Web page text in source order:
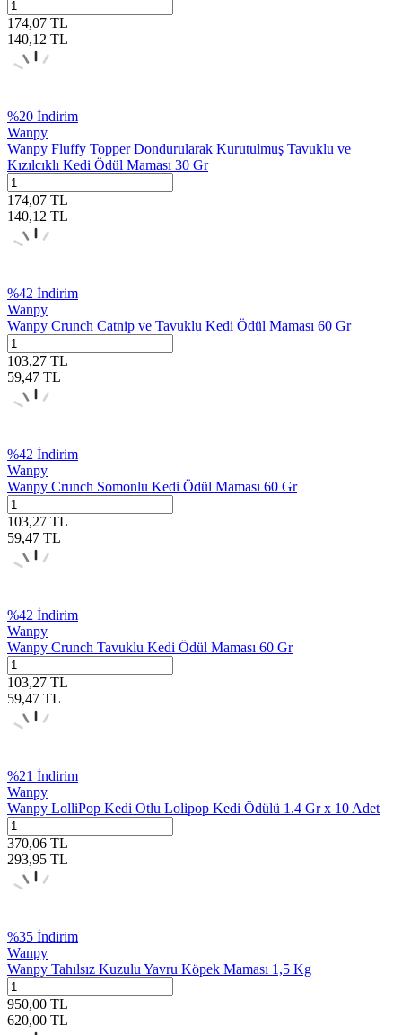
174,07 TL
140,12 TL
%20 İndirim
Wanpy
Wanpy Fluffy Topper Dondurularak Kurutulmuş Tavuklu ve
Kızılcıklı Kedi Ödül Maması 30 Gr
174,07 TL
140,12 TL
%42 İndirim
Wanpy
Wanpy Crunch Catnip ve Tavuklu Kedi Ödül Maması 60 Gr
103,27 TL
59,47 TL
%42 İndirim
Wanpy
Wanpy Crunch Somonlu Kedi Ödül Maması 60 Gr
103,27 TL
59,47 TL
%42 İndirim
Wanpy
Wanpy Crunch Tavuklu Kedi Ödül Maması 60 Gr
103,27 TL
59,47 TL
%21 İndirim
Wanpy
Wanpy LolliPop Kedi Otlu Lolipop Kedi Ödülü 1.4 Gr x 10 Adet
370,06 TL
293,95 TL
%35 İndirim
Wanpy
Wanpy Tahılsız Kuzulu Yavru Köpek Maması 1,5 Kg
950,00 TL
620,00 TL